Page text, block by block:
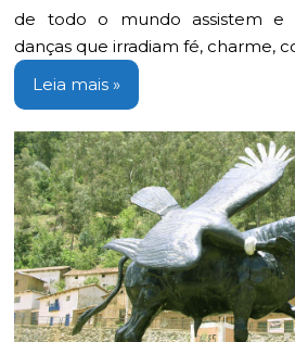
de todo o mundo assistem e
danças que irradiam fé, charme,
Leia mais »